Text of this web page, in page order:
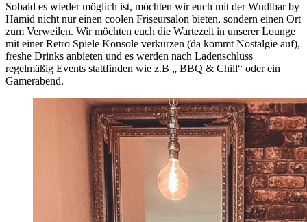
Sobald es wieder möglich ist, möchten wir euch mit der Wndlbar by
Hamid nicht nur einen coolen Friseursalon bieten, sondern einen Ort
zum Verweilen. Wir möchten euch die Wartezeit in unserer Lounge
mit einer Retro Spiele Konsole verkürzen (da kommt Nostalgie auf),
freshe Drinks anbieten und es werden nach Ladenschluss
regelmäßig Events stattfinden wie z.B „ BBQ & Chill“ oder ein
Gamerabend.